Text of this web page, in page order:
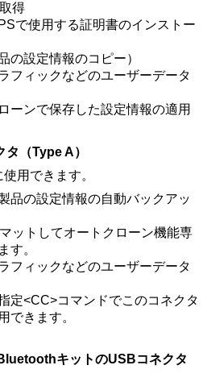
得
で使用する証明書のインストー
の設定情報のコピー）
フィックなどのユーザーデータ
ーンで保存した設定情報の適用
（Type A）
用できます。
品の設定情報の自動バックアッ
ットしてオートクローン機能専
す。
フィックなどのユーザーデータ
定<CC>コマンドでこのコネクタ
できます。
キットのUSBコネクタ